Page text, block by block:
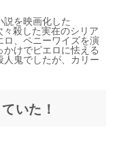
を映画化した
殺した実在のシリア
、ペニーワイズを演
かけでピエロに怯える
鬼でしたが、カリー
いた！